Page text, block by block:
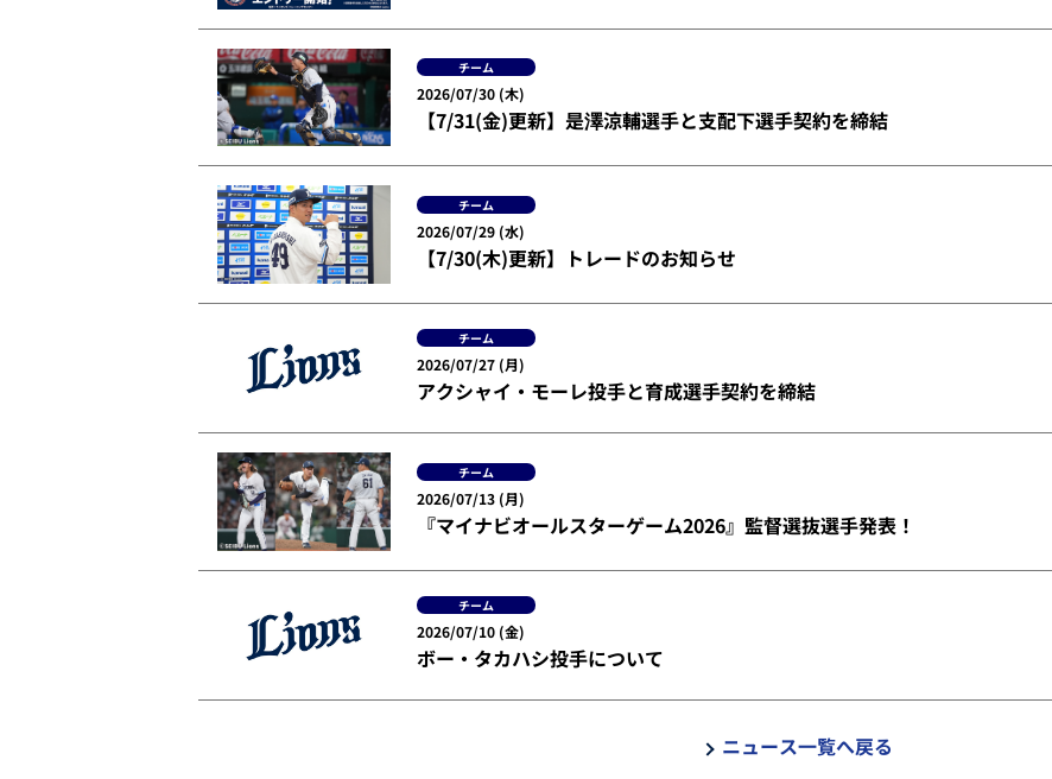
チーム
2026/07/30 (木)
【7/31(金)更新】是澤涼輔選手と支配下選手契約を締結
チーム
2026/07/29 (水)
【7/30(木)更新】トレードのお知らせ
チーム
2026/07/27 (月)
アクシャイ・モーレ投手と育成選手契約を締結
チーム
2026/07/13 (月)
『マイナビオールスターゲーム2026』監督選抜選手発表！
チーム
2026/07/10 (金)
ボー・タカハシ投手について
ニュース一覧へ戻る